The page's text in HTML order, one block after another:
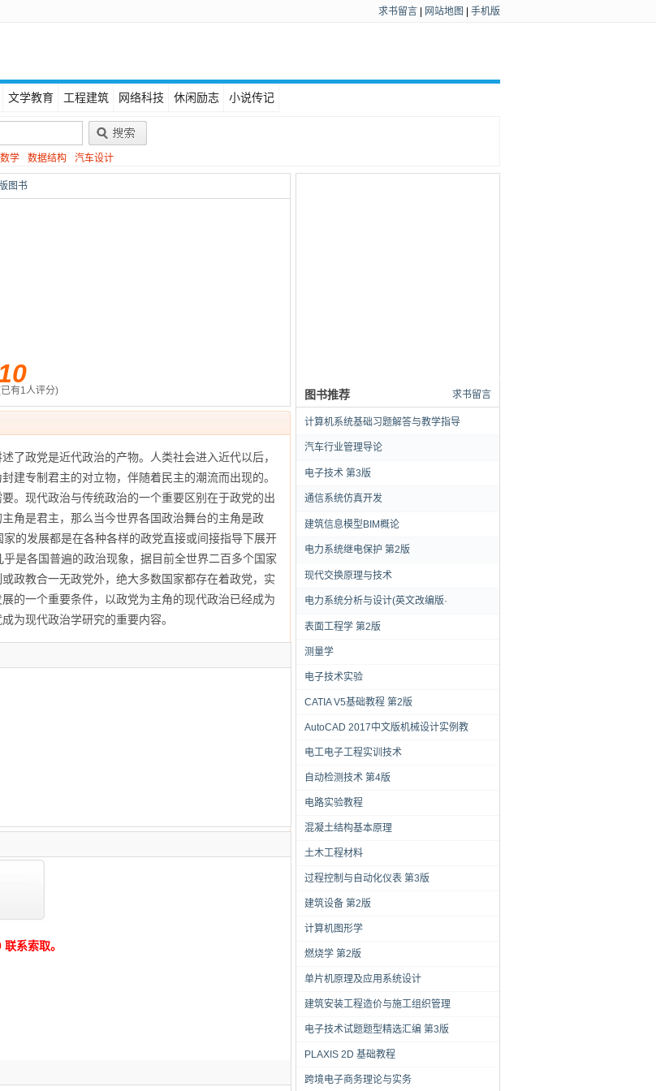
求书留言 网站地图 手机版
文学教育 工程建筑 网络科技 休闲励志 小说传记
学 数据结构
汽车设计
图书
有1人评分) 求书留言
图书推荐
计算机系统基础习题解答与教学指导
汽车行业管理导论
电子技术 第3版
通信系统仿真开发
建筑信息模型BIM概论
电力系统继电保护 第2版
现代交换原理与技术
电力系统分析与设计(英文改编版·
表面工程学 第2版
测量学
电子技术实验
CATIA V5基础教程 第2版
AutoCAD 2017中文版机械设计实例教
电工电子工程实训技术
自动检测技术 第4版
电路实验教程
混凝土结构基本原理
土木工程材料
过程控制与自动化仪表 第3版
建筑设备 第2版
计算机图形学
燃烧学 第2版
单片机原理及应用系统设计
建筑安装工程造价与施工组织管理
电子技术试题题型精选汇编 第3版
PLAXIS 2D 基础教程
跨境电子商务理论与实务
政党是近代政治的产物。人类社会进入近代以后，
建专制君主的对立物，伴随着民主的潮流而出现的。
。现代政治与传统政治的一个重要区别在于政党的出
角是君主，那么当今世界各国政治舞台的主角是政
的发展都是在各种各样的政党直接或间接指导下展开
是各国普遍的政治现象，据目前全世界二百多个国家
政教合一无政党外，绝大多数国家都存在着政党，实
的一个重要条件，以政党为主角的现代政治已经成为
为现代政治学研究的重要内容。
系索取。